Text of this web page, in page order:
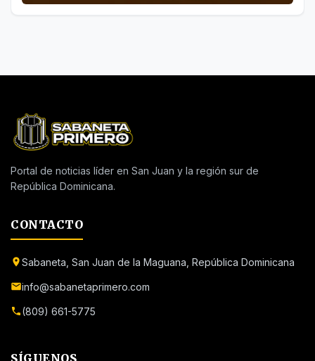
Portal de noticias líder en San Juan y la región sur de
República Dominicana.
CONTACTO
Sabaneta, San Juan de la Maguana, República Dominicana
info@sabanetaprimero.com
(809) 661-5775
SÍGUENOS